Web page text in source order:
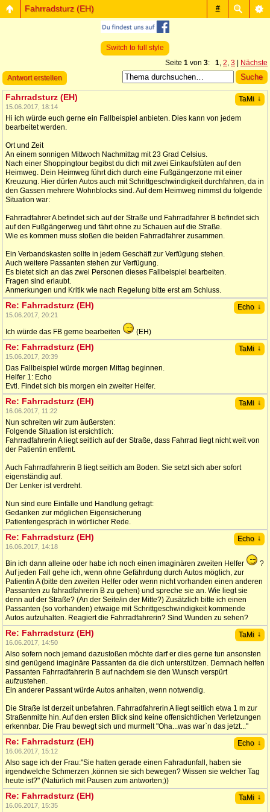
#
Fahrradsturz (EH)
Switch to full style
Seite 1 von 3: 1, 2, 3
Nächste
Antwort erstellen
TaMi ↓
Fahrradsturz (EH)
15.06.2017, 18:14
Hi ich würde euch gerne ein Fallbeispiel anbieten. Dies kann von jedem
bearbeitet werden.
Ort und Zeit
An einem sonnigen Mittwoch Nachmittag mit 23 Grad Celsius.
Nach einer Shoppingtour begibst du dich mit zwei Einkaufstüten auf den
Heimweg. Dein Heimweg führt dich durch eine Fußgängerzone mit einer
Kreuzung. Hier dürfen Autos auch mit Schrittgeschwindigkeit durchfahren, da in
den Gassen mehrere Wohnblocks sind. Auf dem Heimweg nimmst du folgende
Situation war:
Fahrradfahrer A befindet sich auf der Straße und Fahrradfahrer B befindet sich
auf den Fußgängerweg und fährt ohne zu Schauen auf die Straße.
Wie es kommen muss stoßen die beiden Fahrradfahrer zusammen.
Ein Verbandskasten sollte in jedem Geschäft zur Verfügung stehen.
Auch weitere Passanten stehen zur Verfügung.
Es bietet sich an das zwei Personen dieses Fallbeispiel bearbeiten.
Fragen sind erlaubt.
Anmerkungen und Kritik wie nach Regelung bitte erst am Schluss.
Echo ↓
Re: Fahrradsturz (EH)
15.06.2017, 20:21
Ich würde das FB gerne bearbeiten
(EH)
TaMi ↓
Re: Fahrradsturz (EH)
15.06.2017, 20:39
Das Fallbeispiel würde morgen Mittag beginnen.
Helfer 1: Echo
Evtl. Findet sich bis morgen ein zweiter Helfer.
TaMi ↓
Re: Fahrradsturz (EH)
16.06.2017, 11:22
Nun schreiten wir zum äußersten:
Folgende Situation ist ersichtlich:
Fahrradfahrerin A liegt seitlich auf der Straße, dass Fahrrad liegt nicht weit von
der Patientin entfernt.
Auch Fahrradfahrerin B liegt seitlich am Boden. Sie setzt sich aber sofort
eigenständig auf.
Der Lenker ist verdreht.
Nun sind eure Einfälle und Handlung gefragt:
Gedanken zur möglichen Eigensicherung
Patientengespräch in wörtlicher Rede.
Echo ↓
Re: Fahrradsturz (EH)
16.06.2017, 14:18
Bin ich dann alleine oder habe ich noch einen imaginären zweiten Helfer
?
Auf jeden Fall gehe ich, wenn ohne Gefährdung durch Autos möglich, zur
Patientin A (bitte den zweiten Helfer oder wenn nicht vorhanden einen anderen
Passanten zu fahradfahrerin B zu gehen) und spreche sie an. Wie liegt sie
denn auf der Straße? (An der Seite/in der Mitte?) Zusätzlich bitte ich einen
Passanten (so vorhanden) etwaige mit Schrittgeschwindigkeit kommende
Autos aufzuhalten. Reagiert die Fahrradfahrerin? Sind Wunden zu sehen?
TaMi ↓
Re: Fahrradsturz (EH)
16.06.2017, 14:50
Also sofern noch jemand dazustoßen möchte darf er dies gerne tun ansonsten
sind genügend imaginäre Passanten da die dich unterstützen. Demnach helfen
Passanten Fahrradfahrerin B auf nachdem sie den Wunsch verspürt
aufzustehen.
Ein anderer Passant würde Autos anhalten, wenn notwendig.
Die Straße ist derzeit unbefahren. Fahrradfahrerin A liegt seitlich etwa 1 m zur
Straßenmitte hin. Auf den ersten Blick sind keine offensichtlichen Verletzungen
erkennbar. Die Frau bewegt sich und murmelt "Oha...was war`n das jetzt..."
Echo ↓
Re: Fahrradsturz (EH)
16.06.2017, 15:12
Also sage ich der Frau:"Sie hatten gerade einen Fahradunfall, haben sie
irgendwelche Schmerzen ,können sie sich bewegen? Wissen sie welcher Tag
heute ist?" (Natürlich mit Pausen zum antworten;))
TaMi ↓
Re: Fahrradsturz (EH)
16.06.2017, 15:35